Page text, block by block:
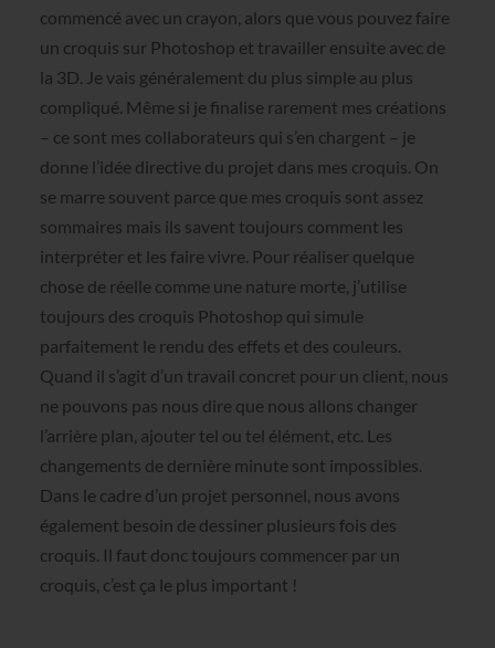
commencé avec un crayon, alors que vous pouvez faire
un croquis sur Photoshop et travailler ensuite avec de
la 3D. Je vais généralement du plus simple au plus
compliqué. Même si je finalise rarement mes créations
– ce sont mes collaborateurs qui s’en chargent – je
donne l’idée directive du projet dans mes croquis. On
se marre souvent parce que mes croquis sont assez
sommaires mais ils savent toujours comment les
interpréter et les faire vivre. Pour réaliser quelque
chose de réelle comme une nature morte, j’utilise
toujours des croquis Photoshop qui simule
parfaitement le rendu des effets et des couleurs.
Quand il s’agit d’un travail concret pour un client, nous
ne pouvons pas nous dire que nous allons changer
l’arrière plan, ajouter tel ou tel élément, etc. Les
changements de dernière minute sont impossibles.
Dans le cadre d’un projet personnel, nous avons
également besoin de dessiner plusieurs fois des
croquis. Il faut donc toujours commencer par un
croquis, c’est ça le plus important !